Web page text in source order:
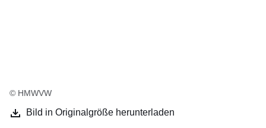
© HMWVW
Bild in Originalgröße herunterladen